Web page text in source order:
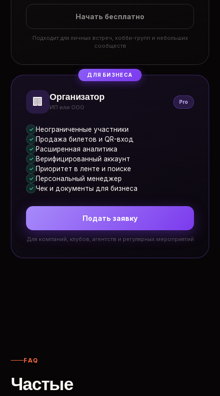
Начать бесплатно
Подходит для личных встреч, хобби-групп и небольших
сообществ
ДЛЯ БИЗНЕСА
🏢 Организатор
ИП или ООО
Pro
✓ Неограниченные участники
✓ Продажа билетов и QR-вход
✓ Расширенная аналитика
✓ Верифицированный аккаунт
✓ Приоритет в ленте и поиске
✓ Персональный менеджер
✓ Чек и документы для бизнеса
Подать заявку
Для компаний, клубов, агентств и регулярных мероприятий
FAQ
Частые